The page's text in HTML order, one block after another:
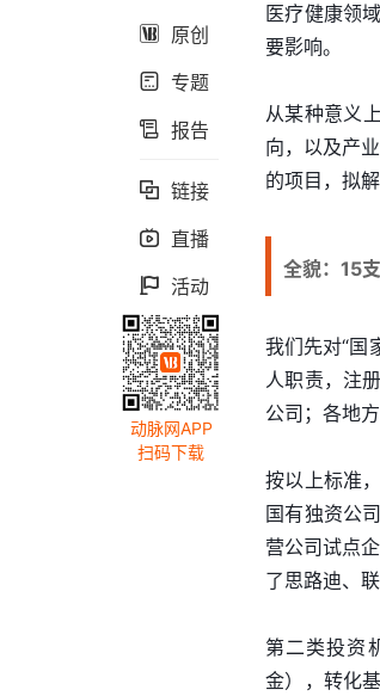
 原创
 专题
 报告
 链接
 直播
 活动
动脉网APP
扫码下载
医疗健康领
要影响。
从某种意义
向，以及产
的项目，拟
全貌：15
我们先对“国
人职责，注
公司；各地
按以上标准
国有独资公
营公司试点
了思路迪、
第二类投资
金），转化